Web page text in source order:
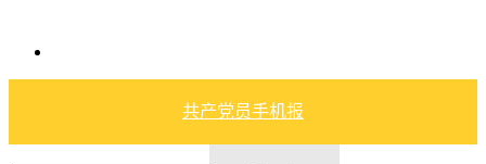
共产党员手机报